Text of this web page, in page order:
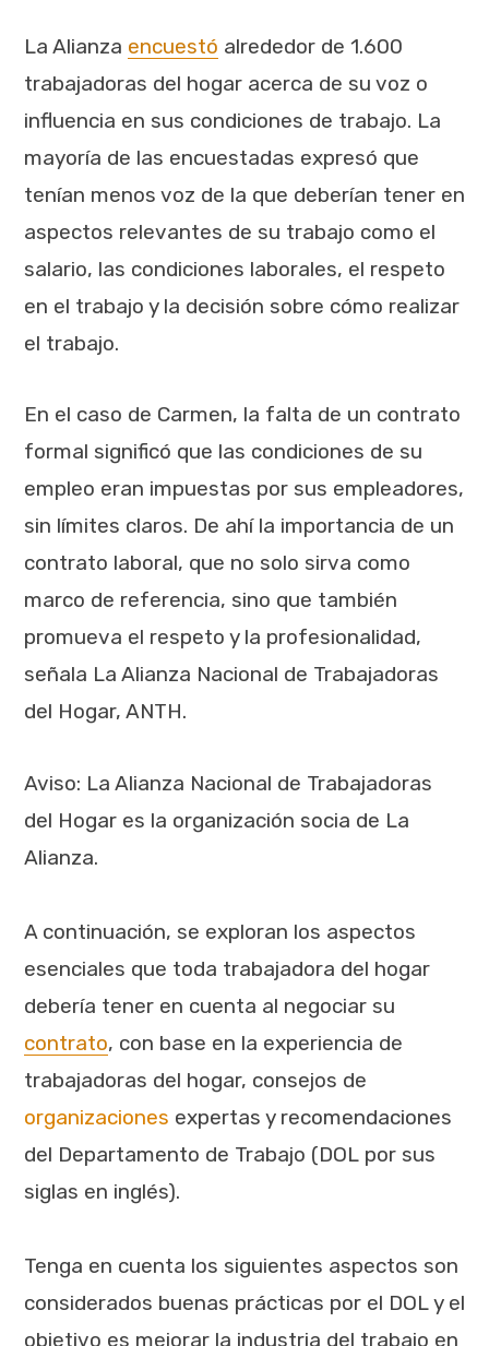
La Alianza encuestó alrededor de 1.600
trabajadoras del hogar acerca de su voz o
influencia en sus condiciones de trabajo. La
mayoría de las encuestadas expresó que
tenían menos voz de la que deberían tener en
aspectos relevantes de su trabajo como el
salario, las condiciones laborales, el respeto
en el trabajo y la decisión sobre cómo realizar
el trabajo.
En el caso de Carmen, la falta de un contrato
formal significó que las condiciones de su
empleo eran impuestas por sus empleadores,
sin límites claros. De ahí la importancia de un
contrato laboral, que no solo sirva como
marco de referencia, sino que también
promueva el respeto y la profesionalidad,
señala La Alianza Nacional de Trabajadoras
del Hogar, ANTH.
Aviso: La Alianza Nacional de Trabajadoras
del Hogar es la organización socia de La
Alianza.
A continuación, se exploran los aspectos
esenciales que toda trabajadora del hogar
debería tener en cuenta al negociar su
contrato, con base en la experiencia de
trabajadoras del hogar, consejos de
organizaciones expertas y recomendaciones
del Departamento de Trabajo (DOL por sus
siglas en inglés).
Tenga en cuenta los siguientes aspectos son
considerados buenas prácticas por el DOL y el
objetivo es mejorar la industria del trabajo en